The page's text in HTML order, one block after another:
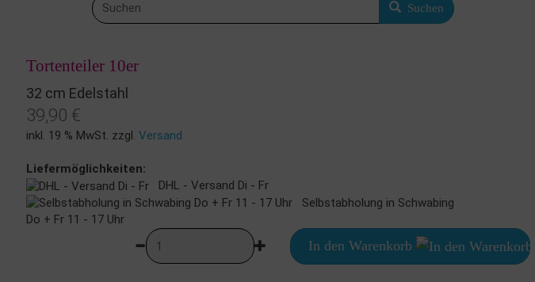
Suchen
Tortenteiler 10er
32 cm Edelstahl
39,90 €
inkl. 19 % MwSt. zzgl. Versand
Liefermöglichkeiten:
DHL - Versand Di - Fr
Selbstabholung in Schwabing
Do + Fr 11 - 17 Uhr
In den Warenkorb